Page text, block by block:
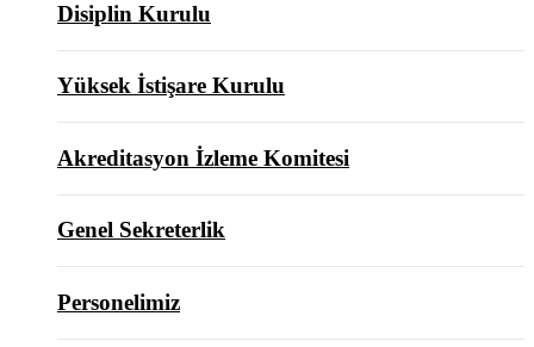
Disiplin Kurulu
Yüksek İstişare Kurulu
Akreditasyon İzleme Komitesi
Genel Sekreterlik
Personelimiz